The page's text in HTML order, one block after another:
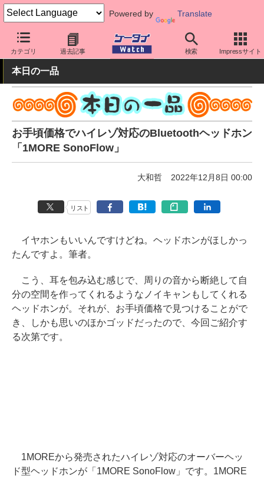
Powered by Translate
カテゴリ 過去記事 検索 Impressサイト
ケータイ Watch 周辺機器/アクセサリー オーディオ
本日の一品
お手頃価格でハイレゾ対応のBluetoothヘッドホン
「1MORE SonoFlow」
大和哲 2022年12月8日 00:00
リスト
イヤホンもいいんですけどね。ヘッドホンがほしかっ
たんですよ。筆者。
こう、耳を包み込む感じで、周りの音から断絶して自
分の空間を作ってくれるようなノイキャンもしてくれる
ヘッドホンが。それが、お手頃価格で見つけることがで
き、しかも思いのほかゴッドだったので、今回ご紹介す
る次第です。
1MOREから発売されたハイレゾ対応のオーバーヘッ
ド型ヘッドホンが「1MORE SonoFlow」です。1MORE